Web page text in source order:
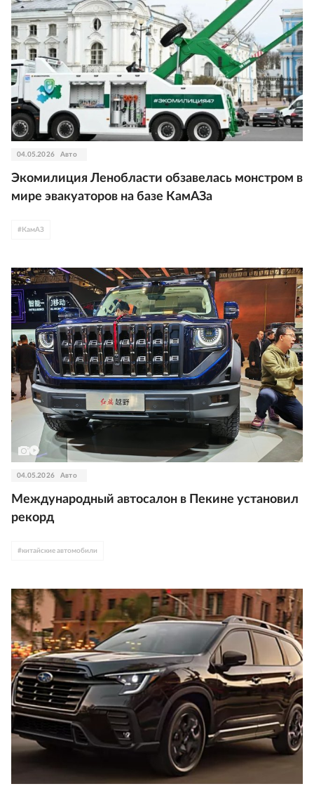
04.05.2026 Авто
Экомилиция Ленобласти обзавелась монстром в
мире эвакуаторов на базе КамАЗа
# КамАЗ
04.05.2026 Авто
Международный автосалон в Пекине установил
рекорд
#китайские автомобили